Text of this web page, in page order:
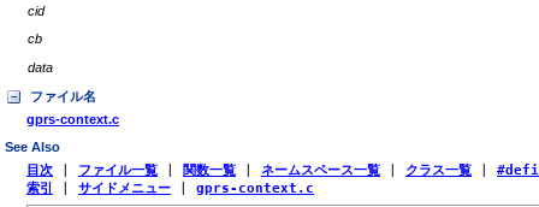
cid
cb
data
ファイル名
gprs-context.c
See Also
目次 ファイル一覧 関数一覧 ネームスペース一覧 クラス一覧
索引
サイドメニュー gprs-context.c